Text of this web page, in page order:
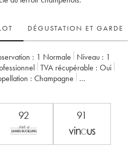
DÉGUSTATION ET GARDE
: 1 Normale Niveau : 1
TVA récupérable :
oui
:
Champagne
92 91